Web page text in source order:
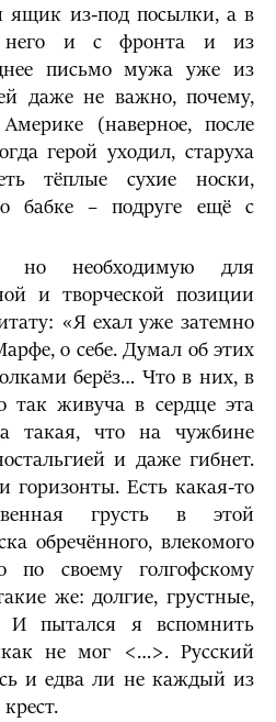
ящик из-под посылки, а в
него и с фронта и из
письмо мужа уже из
даже не важно, почему,
(наверное, после
герой уходил, старуха
тёплые сухие носки,
бабке – подруге ещё с
но необходимую для
и творческой позиции
«Я ехал уже затемно
о себе. Думал об этих
берёз… Что в них, в
так живуча в сердце эта
такая, что на чужбине
и даже гибнет.
горизонты. Есть какая-то
грусть в этой
обречённого, влекомого
по своему голгофскому
же: долгие, грустные,
И пытался я вспомнить
не мог <…>. Русский
и едва ли не каждый из